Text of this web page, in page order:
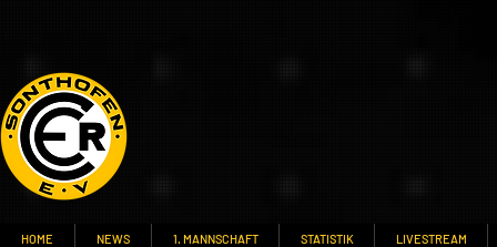
HOME NEWS 1. MANNSCHAFT STATISTIK LIVESTREAM